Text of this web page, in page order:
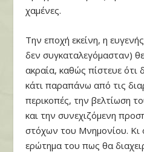
χαμένες.
Την εποχή εκείνη, η
δεν συγκαταλεγόμασταν)
ακραία, καθώς πίστευε ότι
κάτι παραπάνω από τις
περικοπές, την βελτίωση
και την συνεχιζόμενη
στόχων του Μνημονίου. Κι
ερώτημα του πως θα